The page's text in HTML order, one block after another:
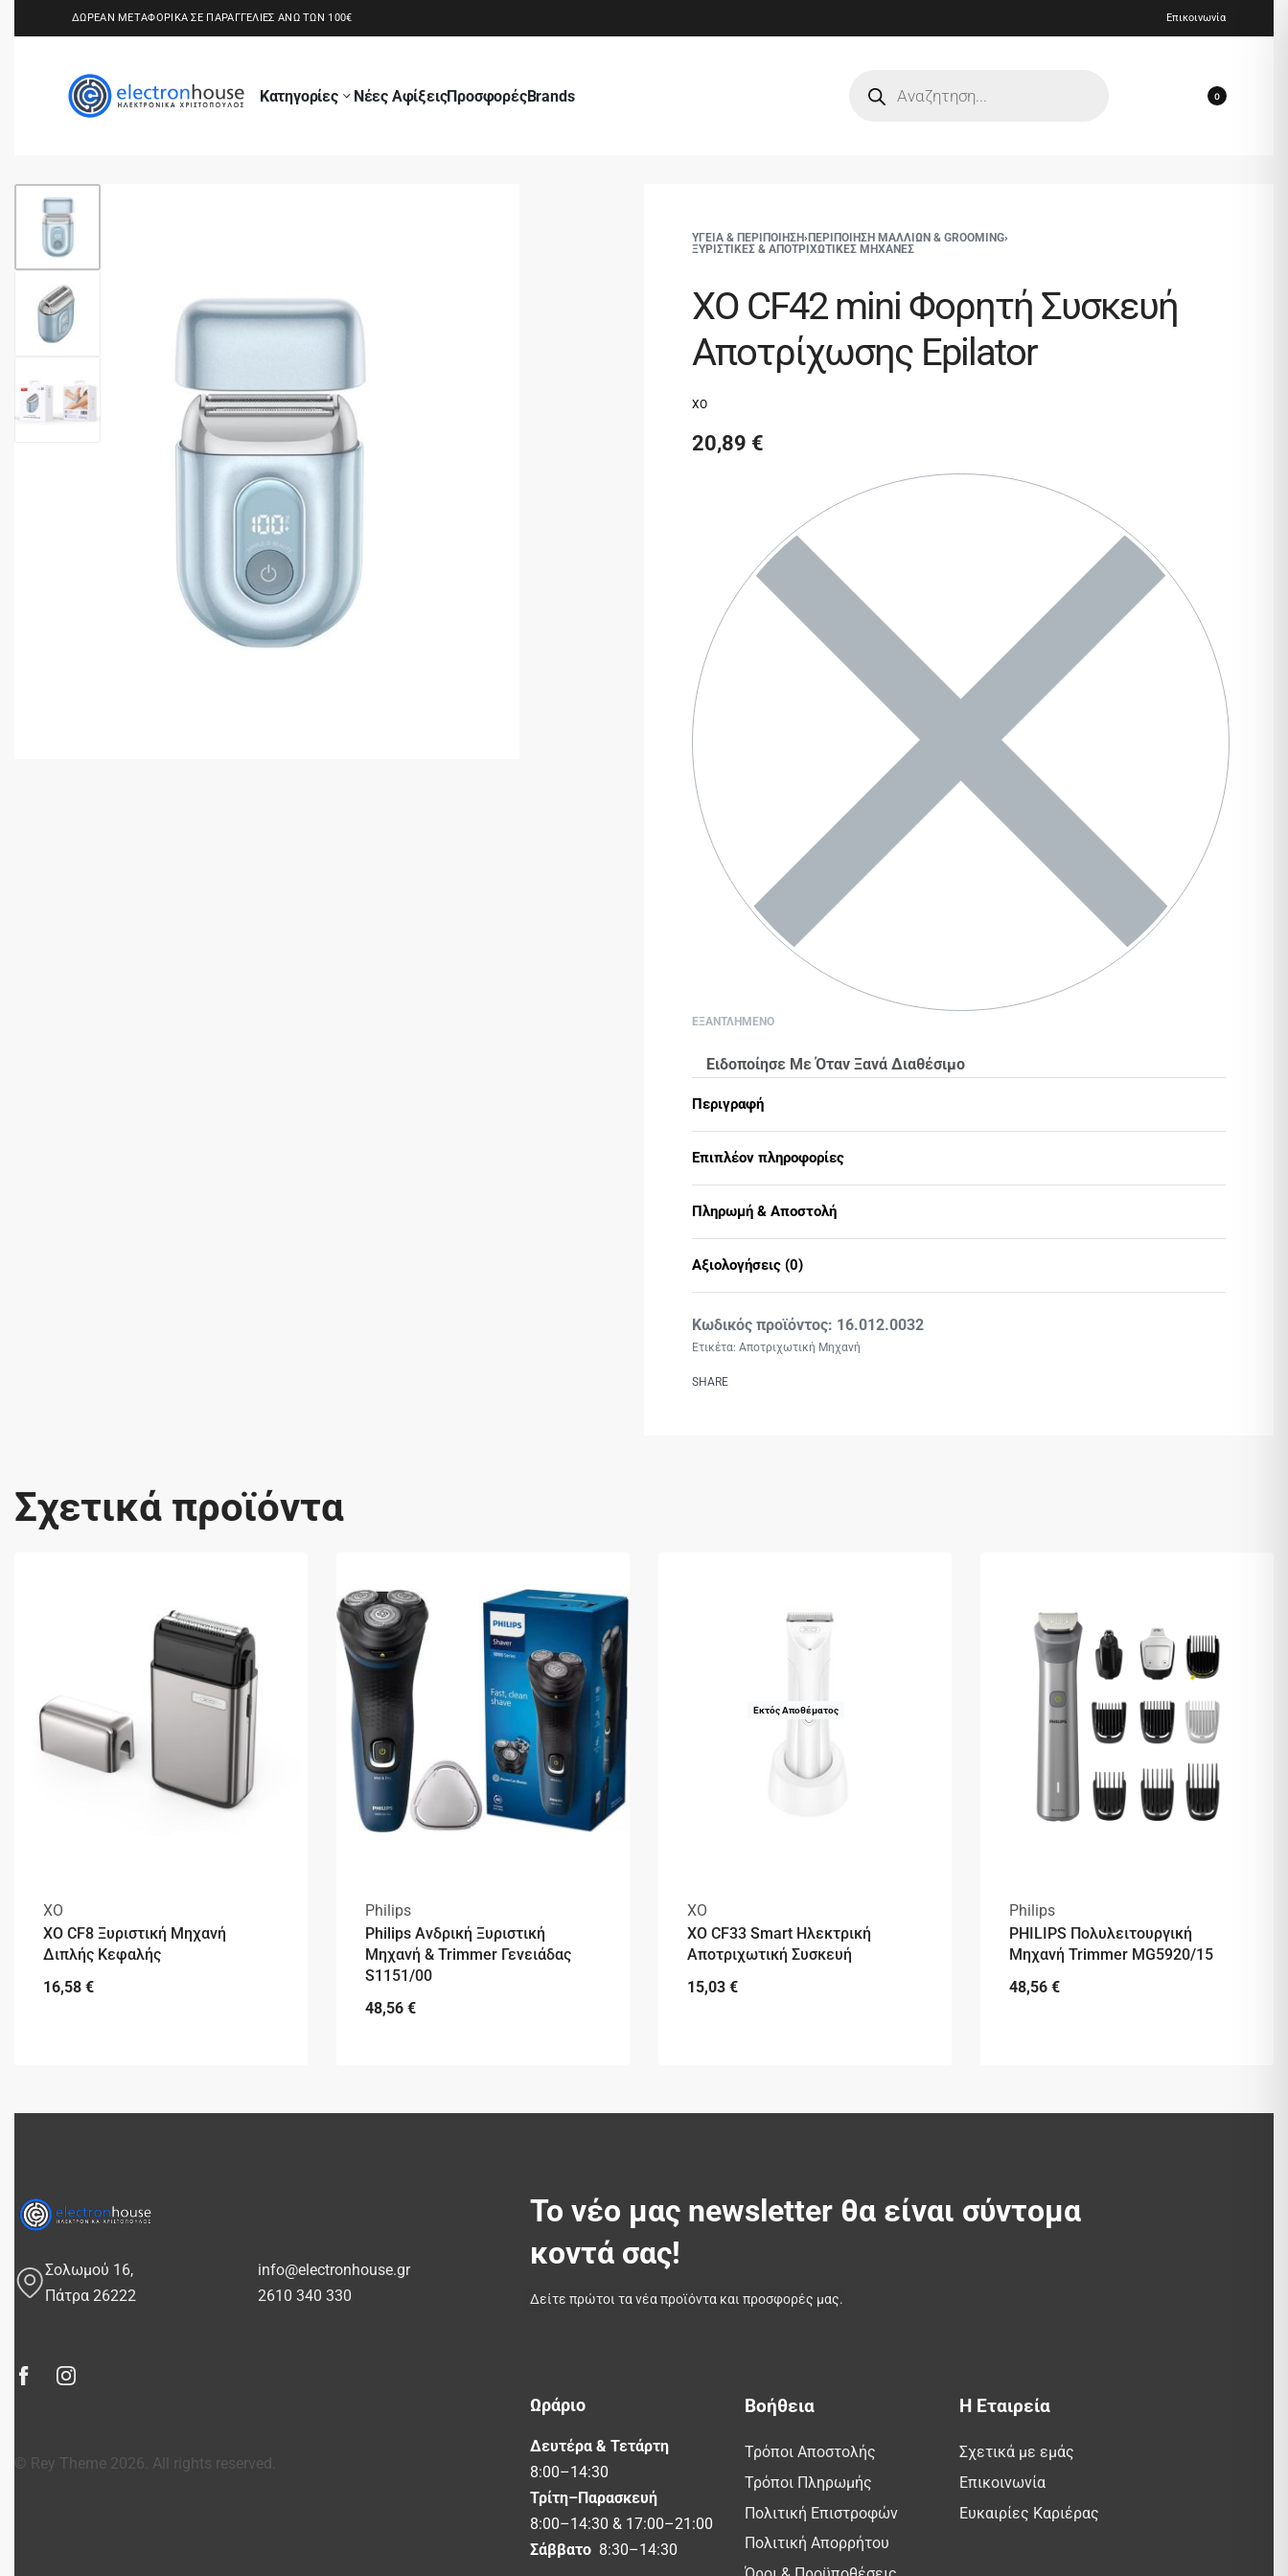
ΔΩΡΕΑΝ ΜΕΤΑΦΟΡΙΚΑ ΣΕ ΠΑΡΑΓΓΕΛΙΕΣ ΑΝΩ ΤΩΝ 100€ Επικοινωνία
Κατηγορίες Νέες ΑφίξειςΠροσφορέςBrands 0
ΥΓΕΙΑ & ΠΕΡΙΠΟΙΗΣΗ› ΠΕΡΙΠΟΙΗΣΗ ΜΑΛΛΙΩΝ & GROOMING›
ΞΥΡΙΣΤΙΚΕΣ & ΑΠΟΤΡΙΧΩΤΙΚΕΣ ΜΗΧΑΝΕΣ
XO CF42 mini Φορητή Συσκευή
Αποτρίχωσης Epilator
XO
20,89 €
ΕΞΑΝΤΛΗΜΕΝΟ
Ειδοποίησε Με Όταν Ξανά Διαθέσιμο
Περιγραφή
Επιπλέον πληροφορίες
Πληρωμή & Αποστολή
Αξιολογήσεις (0)
16.012.0032
Ετικέτα: Αποτριχωτική Μηχανή
SHARE
Σχετικά προϊόντα
XO
XO CF8 Ξυριστική Μηχανή
Διπλής Κεφαλής
16,58 €
Philips
Philips Ανδρική Ξυριστική
Μηχανή & Trimmer Γενειάδας
S1151/00
48,56 €
Εκτός Αποθέματος
XO
ΧΟ CF33 Smart Ηλεκτρική
Αποτριχωτική Συσκευή
15,03 €
Philips
PHILIPS Πολυλειτουργική
Μηχανή Trimmer MG5920/15
48,56 €
Σολωμού 16,
Πάτρα 26222
info@electronhouse.gr
2610 340 330
© Rey Theme 2026. All rights reserved.
Το νέο μας newsletter θα είναι σύντομα
κοντά σας!
Δείτε πρώτοι τα νέα προϊόντα και προσφορές μας.
Ωράριο
Δευτέρα & Τετάρτη
8:00–14:30
Τρίτη–Παρασκευή
8:00–14:30 & 17:00–21:00
Σάββατο 8:30–14:30
Βοήθεια
Τρόποι Αποστολής
Τρόποι Πληρωμής
Πολιτική Επιστροφών
Πολιτική Απορρήτου
Η Εταιρεία
Σχετικά με εμάς
Επικοινωνία
Ευκαιρίες Καριέρας